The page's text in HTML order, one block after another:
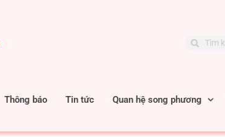
SearchSearch
Thông báo Tin tức Quan hệ song phương